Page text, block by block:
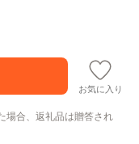
お気に入り
場合、返礼品は贈答され